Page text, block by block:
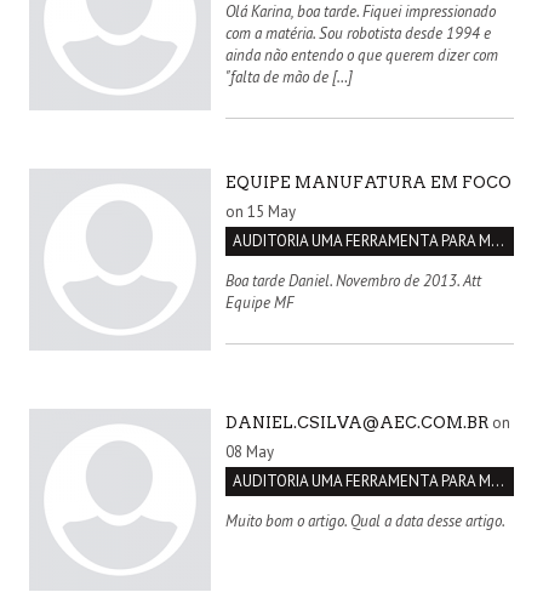
Olá Karina, boa tarde. Fiquei impressionado
com a matéria. Sou robotista desde 1994 e
ainda não entendo o que querem dizer com
"falta de mão de […]
EQUIPE MANUFATURA EM FOCO
on 15 May
AUDITORIA UMA FERRAMENTA PARA MELHORIA CONTÍNUA
Boa tarde Daniel. Novembro de 2013. Att
Equipe MF
DANIEL.CSILVA@AEC.COM.BR on
08 May
AUDITORIA UMA FERRAMENTA PARA MELHORIA CONTÍNUA
Muito bom o artigo. Qual a data desse artigo.